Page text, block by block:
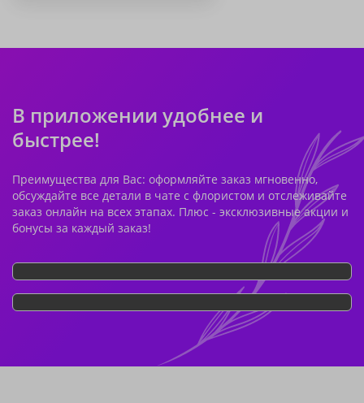
В приложении удобнее и
быстрее!
Преимущества для Вас: оформляйте заказ мгновенно,
обсуждайте все детали в чате с флористом и отслеживайте
заказ онлайн на всех этапах. Плюс - эксклюзивные акции и
бонусы за каждый заказ!